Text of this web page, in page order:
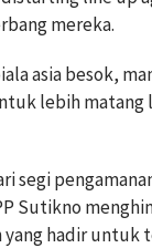
mereka.
asia besok,
lebih matang
segi
Sutikno
hadir untuk